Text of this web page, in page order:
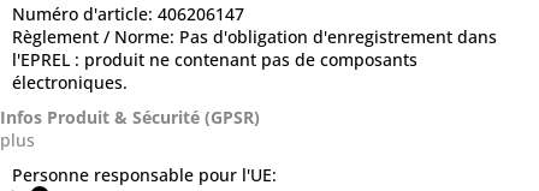
Numéro d'article: 406206147
Règlement / Norme: Pas d'obligation d'enregistrement dans
l'EPREL : produit ne contenant pas de composants
électroniques.
Infos Produit & Sécurité (GPSR)
plus
Personne responsable pour l'UE: